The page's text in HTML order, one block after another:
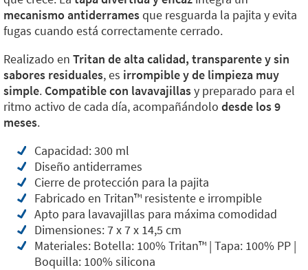
mecanismo antiderramesque resguarda la pajita y evita
fugas cuando está correctamente cerrado.
Realizado en Tritan de alta calidad, transparente y sin
sabores residuales, es irrompible y de limpieza muy
simple. Compatible con lavavajillasy preparado para el
ritmo activo de cada día, acompañándolo desde los 9
meses.
Capacidad: 300 ml
Diseño antiderrames
Cierre de protección para la pajita
Fabricado en Tritan™️ resistente e irrompible
Apto para lavavajillas para máxima comodidad
Dimensiones: 7 x 7 x 14,5 cm
Materiales: Botella: 100% Tritan™️ | Tapa: 100% PP |
Boquilla: 100% silicona